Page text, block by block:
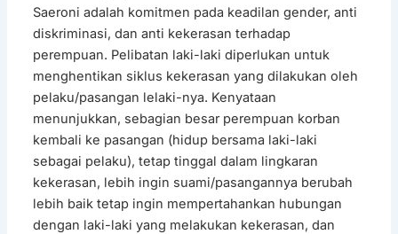
Saeroni adalah komitmen pada keadilan gender, anti
diskriminasi, dan anti kekerasan terhadap
perempuan. Pelibatan laki-laki diperlukan untuk
menghentikan siklus kekerasan yang dilakukan oleh
pelaku/pasangan lelaki-nya. Kenyataan
menunjukkan, sebagian besar perempuan korban
kembali ke pasangan (hidup bersama laki-laki
sebagai pelaku), tetap tinggal dalam lingkaran
kekerasan, lebih ingin suami/pasangannya berubah
lebih baik tetap ingin mempertahankan hubungan
dengan laki-laki yang melakukan kekerasan, dan